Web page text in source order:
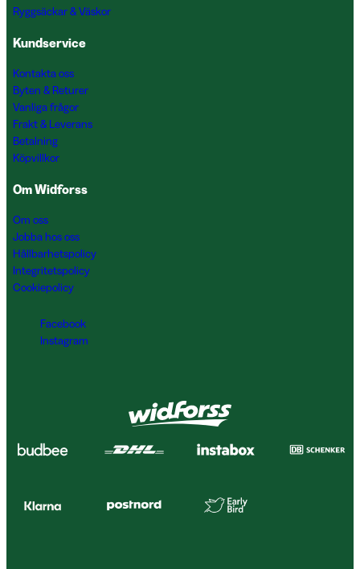
Ryggsäckar & Väskor
Kundservice
Kontakta oss
Byten & Returer
Vanliga frågor
Frakt & Leverans
Betalning
Köpvillkor
Om Widforss
Om oss
Jobba hos oss
Hållbarhetspolicy
Integritetspolicy
Cookiepolicy
Facebook
Instagram